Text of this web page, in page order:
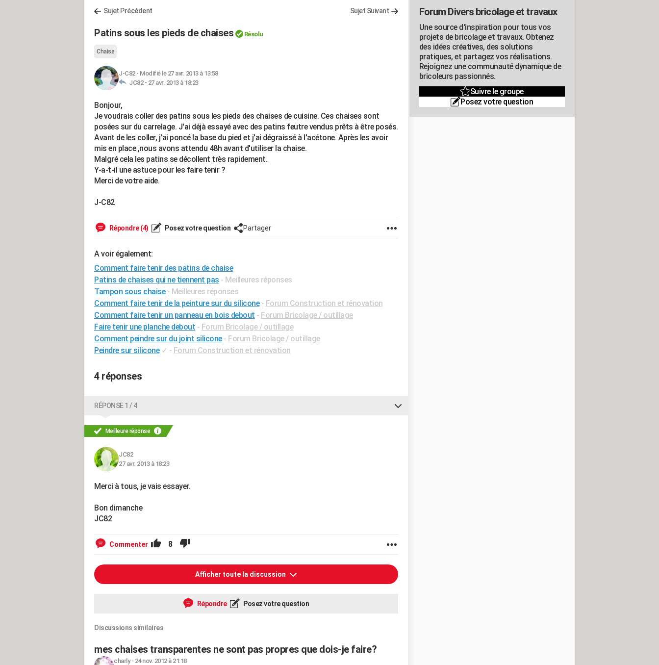
Sujet Précédent Sujet Suivant
Patins sous les pieds de chaises Résolu
Chaise
J-C82- Modifié le 27 avr. 2013 à 13:58
JC82 - 27 avr. 2013 à 18:23
Bonjour,
Je voudrais coller des patins sous les pieds des chaises de cuisine. Ces chaises sont
posées sur du carrelage. J'ai déjà essayé avec des patins feutre vendus prêts à être posés.
Avant de les coller, j'ai poncé la base du pied et j'ai dégraissé à l'acétone. Après les avoir
mis en place ,nous avons attendu 48h avant d'utiliser la chaise.
Malgré cela les patins se décollent très rapidement.
Y-a-t-il une astuce pour les faire tenir ?
Merci de votre aide.
J-C82
Répondre (4) Posez votre question Partager
A voir également:
Comment faire tenir des patins de chaise
Patins de chaises qui ne tiennent pas - Meilleures réponses
Tampon sous chaise - Meilleures réponses
Comment faire tenir de la peinture sur du silicone - Forum Construction et rénovation
Comment faire tenir un panneau en bois debout - Forum Bricolage / outillage
Faire tenir une planche debout - Forum Bricolage / outillage
Comment peindre sur du joint silicone - Forum Bricolage / outillage
Peindre sur silicone ✓ - Forum Construction et rénovation
4 réponses
RÉPONSE 1 / 4
Meilleure réponse
JC82
27 avr. 2013 à 18:23
Merci à tous, je vais essayer.
Bon dimanche
JC82
Commenter 8
Afficher toute la discussion
Répondre Posez votre question
Discussions similaires
mes chaises transparentes ne sont pas propres que dois-je faire?
charly- 24 nov. 2012 à 21:18
Forum Divers bricolage et travaux
Une source d'inspiration pour tous vos
projets de bricolage et travaux. Obtenez
des idées créatives, des solutions
pratiques, et partagez vos réalisations.
Rejoignez une communauté dynamique de
bricoleurs passionnés.
Suivre le groupe
Posez votre question